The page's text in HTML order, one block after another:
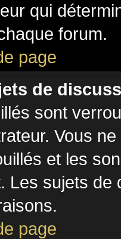
qui
forum.
page
de
sont
Vous
et les
Les sujets
page